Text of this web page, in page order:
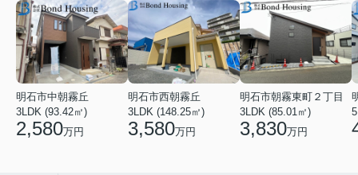
明石市中朝霧丘
3LDK (93.42㎡)
2,580万円
明石市西朝霧丘
3LDK (148.25㎡)
3,580万円
明石市朝霧東町２丁目
3LDK (85.01㎡)
3,830万円